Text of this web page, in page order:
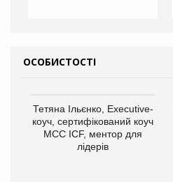
ОСОБИСТОСТІ
Тетяна Ільєнко, Executive-
коуч, сертифікований коуч
МСС ICF, ментор для
лідерів